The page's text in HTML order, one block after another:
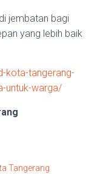
jembatan bagi
yang lebih baik
kota-tangerang-
untuk-warga/
Tangerang